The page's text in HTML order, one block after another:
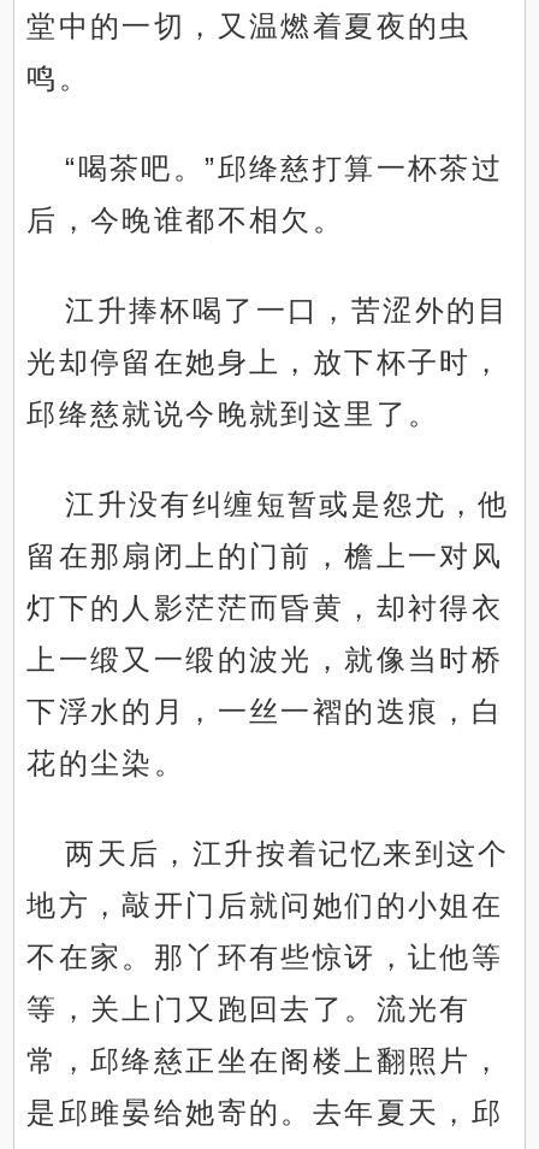
堂中的一切，又温燃着夏夜的虫
鸣。
“喝茶吧。”邱绛慈打算一杯茶过
后，今晚谁都不相欠。
江升捧杯喝了一口，苦涩外的目
光却停留在她身上，放下杯子时，
邱绛慈就说今晚就到这里了。
江升没有纠缠短暂或是怨尤，他
留在那扇闭上的门前，檐上一对风
灯下的人影茫茫而昏黄，却衬得衣
上一缎又一缎的波光，就像当时桥
下浮水的月，一丝一褶的迭痕，白
花的尘染。
两天后，江升按着记忆来到这个
地方，敲开门后就问她们的小姐在
不在家。那丫环有些惊讶，让他等
等，关上门又跑回去了。流光有
常，邱绛慈正坐在阁楼上翻照片，
是邱雎晏给她寄的。去年夏天，邱